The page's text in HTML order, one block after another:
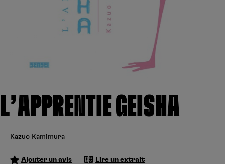
L’APPRENTIE GEISHA
Kazuo Kamimura
Ajouter un avis Lire un extrait
Hunter x Hunter